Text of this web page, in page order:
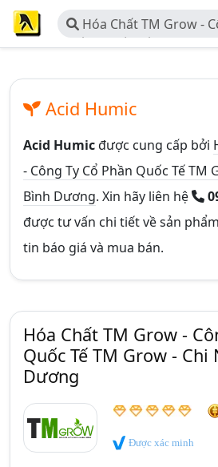
Hóa Chất TM Grow -
Phần Quốc Tế TM Grow
Acid Humic
Acid Humicđược cung cấp bởi
- Công Ty Cổ Phần Quốc Tế TM
Bình Dương. Xin hãy liên hệ
được tư vấn chi tiết về sản
tin báo giá và mua bán.
Hóa Chất TM Grow -
Quốc Tế TM Grow - Chi
Dương
Được xác minh